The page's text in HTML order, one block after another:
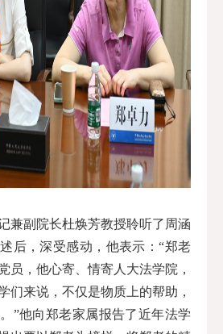
兼副院长杜焕芳教授聆听了周涵
后，深受感动，他表示：“郑老
员，他心寄、情寄人大法学院，
们来说，不仅是物质上的帮助，
”他向郑老家属报告了近年法学